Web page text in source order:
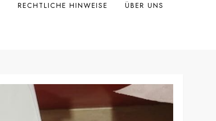
RECHTLICHE HINWEISE ÜBER UNS